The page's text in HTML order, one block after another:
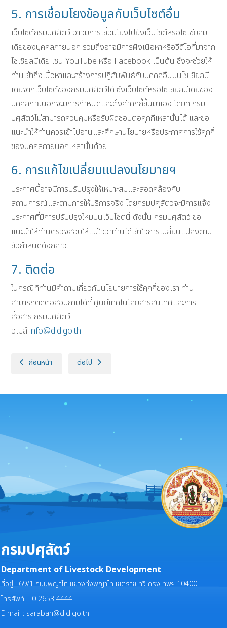
5. การเชื่อมโยงข้อมูลกับเว็บไซต์อื่น
เว็บไซต์กรมปศุสัตว์ อาจมีการเชื่อมโยงไปยังเว็บไซต์หรือโซเชียลมี
เดียของบุคคลภายนอก รวมถึงอาจมีการฝังเนื้อหาหรือวีดีโอที่มาจาก
โซเชียลมีเดีย เช่น YouTube หรือ Facebook เป็นต้น ซึ่งจะช่วยให้
ท่านเข้าถึงเนื้อหาและสร้างการปฏิสัมพันธ์กับบุคคลอื่นบนโซเชียลมี
เดียจากเว็บไซต์ของกรมปศุสัตว์ได้ ซึ่งเว็บไซต์หรือโซเชียลมีเดียของ
บุคคลภายนอกจะมีการกำหนดและตั้งค่าคุกกี้ขึ้นมาเอง โดยที่ กรม
ปศุสัตว์ไม่สามารถควบคุมหรือรับผิดชอบต่อคุกกี้เหล่านั้นได้ และขอ
แนะนำให้ท่านควรเข้าไปอ่านและศึกษานโยบายหรือประกาศการใช้คุกกี้
ของบุคคลภายนอกเหล่านั้นด้วย
6. การแก้ไขเปลี่ยนแปลงนโยบายฯ
ประกาศนี้อาจมีการปรับปรุงให้เหมาะสมและสอดคล้องกับ
สถานการณ์และตามการให้บริการจริง โดยกรมปศุสัตว์จะมีการแจ้ง
ประกาศที่มีการปรับปรุงใหม่บนเว็บไซต์นี้ ดังนั้น กรมปศุสัตว์ ขอ
แนะนำให้ท่านตรวจสอบให้แน่ใจว่าท่านได้เข้าใจการเปลี่ยนแปลงตาม
ข้อกำหนดดังกล่าว
7. ติดต่อ
ในกรณีที่ท่านมีคำถามเกี่ยวกับนโยบายการใช้คุกกี้ของเรา ท่าน
สามารถติดต่อสอบถามได้ที่ ศูนย์เทคโนโลยีสารสนเทศและการ
สื่อสาร กรมปศุสัตว์
อีเมล์ info@dld.go.th
เนื้อหาก่อนหน้า: แผนการดำเนินงานกรณีระบบสารสนเทศขัดข้อง
ก่อนหน้า เนื้อหาถัดไป: ประกาศกรมปศุสัตว์ เรื่อง นโยบายและ
ต่อไป
กรมปศุสัตว์
Department of Livestock Development
ที่อยู่ : 69/1 ถนนพญาไท แขวงทุ่งพญาไท เขตราชเทวี กรุงเทพฯ 10400
โทรศัพท์ : 0 2653 4444
E-mail : saraban@dld.go.th